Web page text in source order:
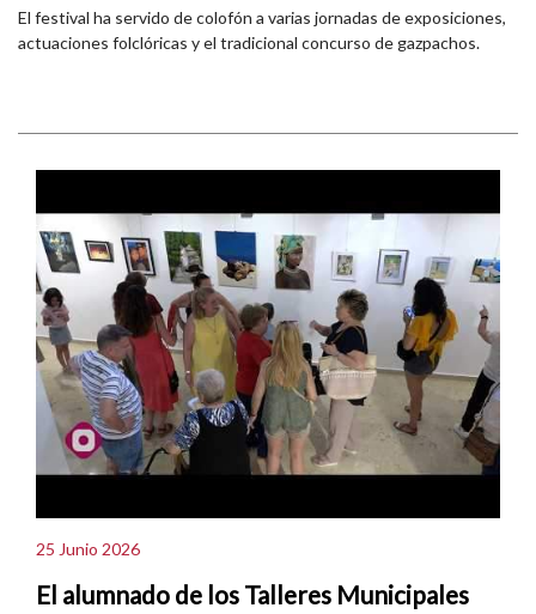
El festival ha servido de colofón a varias jornadas de exposiciones,
actuaciones folclóricas y el tradicional concurso de gazpachos.
25 Junio 2026
El alumnado de los Talleres Municipales